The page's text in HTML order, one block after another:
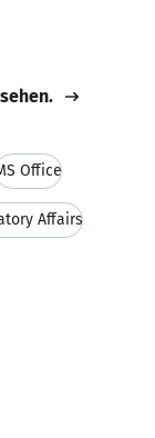
Office
Affairs